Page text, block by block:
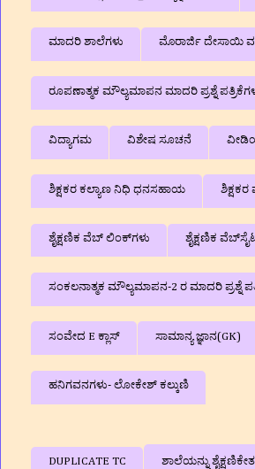
ಮಾದರಿ ಶಾಲೆಗಳು ಮೊರಾರ್ಜಿ ದೇಸಾಯಿ
ರೂಪಣಾತ್ಮಕ ಮೌಲ್ಯಮಾಪನ ಮಾದರಿ ಪ್ರಶ್ನೆ
ವಿದ್ಯಾಗಮ ವಿಶೇಷ ಸೂಚನೆ
ಶಿಕ್ಷಕರ ಕಲ್ಯಾಣ ನಿಧಿ ಧನಸಹಾಯ ಶಿಕ್ಷಕರ
ಶೈಕ್ಷಣಿಕ ವೆಬ್‌ ಲಿಂಕ್‌ಗಳು ಶೈಕ್ಷಣಿಕ
ಸಂಕಲನಾತ್ಮಕ ಮೌಲ್ಯಮಾಪನ-2 ರ ಮಾದರಿ ಪ್ರಶ್ನೆ
ಸಂವೇದ E ಕ್ಲಾಸ್ ಸಾಮಾನ್ಯ ಜ್ಞಾನ(GK)
ಹನಿಗವನಗಳು- ಲೋಕೇಶ್ ಕಲ್ಕುಣಿ
DUPLICATE TC ಶಾಲೆಯನ್ನು